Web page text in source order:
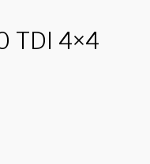
TDI 4×4